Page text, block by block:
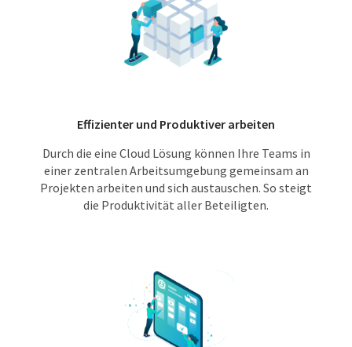
Effizienter und Produktiver arbeiten
Durch die eine Cloud Lösung können Ihre Teams in
einer zentralen Arbeitsumgebung gemeinsam an
Projekten arbeiten und sich austauschen. So steigt
die Produktivität aller Beteiligten.